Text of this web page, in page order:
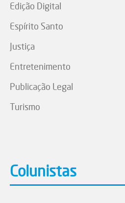
Edição Digital
Espírito Santo
Justiça
Entretenimento
Publicação Legal
Turismo
Colunistas